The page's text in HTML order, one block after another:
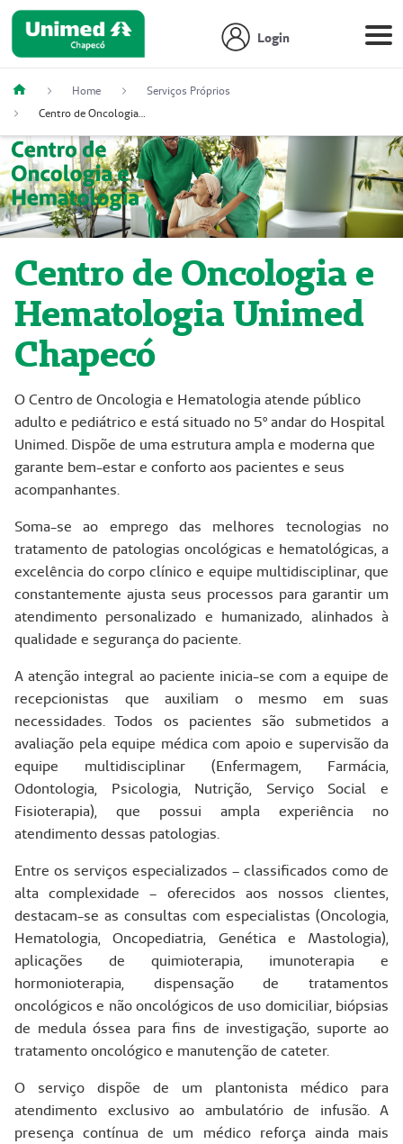
Login
Home
Serviços Próprios
Centro de Oncologia e Hematologia
Centro de Oncologia e
Hematologia Unimed
Chapecó
O Centro de Oncologia e Hematologia atende público
adulto e pediátrico e está situado no 5º andar do Hospital
Unimed. Dispõe de uma estrutura ampla e moderna que
garante bem-estar e conforto aos pacientes e seus
acompanhantes.
Soma-se ao emprego das melhores tecnologias no
tratamento de patologias oncológicas e hematológicas, a
excelência do corpo clínico e equipe multidisciplinar, que
constantemente ajusta seus processos para garantir um
atendimento personalizado e humanizado, alinhados à
qualidade e segurança do paciente.
A atenção integral ao paciente inicia-se com a equipe de
recepcionistas que auxiliam o mesmo em suas
necessidades. Todos os pacientes são submetidos a
avaliação pela equipe médica com apoio e supervisão da
equipe multidisciplinar (Enfermagem, Farmácia,
Odontologia, Psicologia, Nutrição, Serviço Social e
Fisioterapia), que possui ampla experiência no
atendimento dessas patologias.
Entre os serviços especializados – classificados como de
alta complexidade – oferecidos aos nossos clientes,
destacam-se as consultas com especialistas (Oncologia,
Hematologia, Oncopediatria, Genética e Mastologia),
aplicações de quimioterapia, imunoterapia e
hormonioterapia, dispensação de tratamentos
oncológicos e não oncológicos de uso domiciliar, biópsias
de medula óssea para fins de investigação, suporte ao
tratamento oncológico e manutenção de cateter.
O serviço dispõe de um plantonista médico para
atendimento exclusivo ao ambulatório de infusão. A
presença contínua de um médico reforça ainda mais